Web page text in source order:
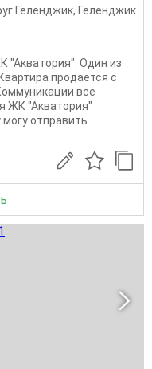
Геленджик, Геленджик
"Акватория". Один из
продается c
все
ЖК "Акватория"
отправить...